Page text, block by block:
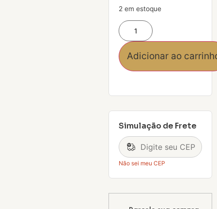
2 em estoque
Adicionar ao
Simulação de Frete
Não sei meu CEP